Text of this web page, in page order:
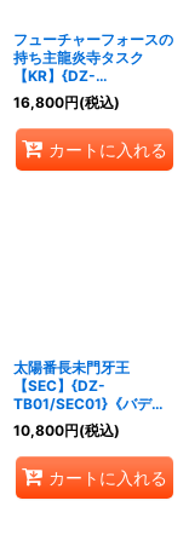
フューチャーフォースの
持ち主龍炎寺タスク
【KR】{DZ-
TB01/KR02}《バディフ
ァイト》
16,800円(税込)
カートに入れる
太陽番長未門牙王
【SEC】{DZ-
TB01/SEC01}《バディ
ファイト》
10,800円(税込)
カートに入れる